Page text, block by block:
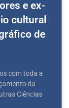
e ex-
cultural
de
com toda a
da
Ciências